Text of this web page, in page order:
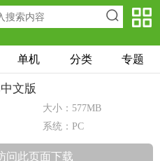
单机 分类 专题
文版
大小：577MB
系统：PC
问此页面下载